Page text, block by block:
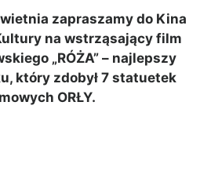
zapraszamy do Kina
na wstrząsający film
„RÓŻA” – najlepszy
który zdobył 7 statuetek
ORŁY.